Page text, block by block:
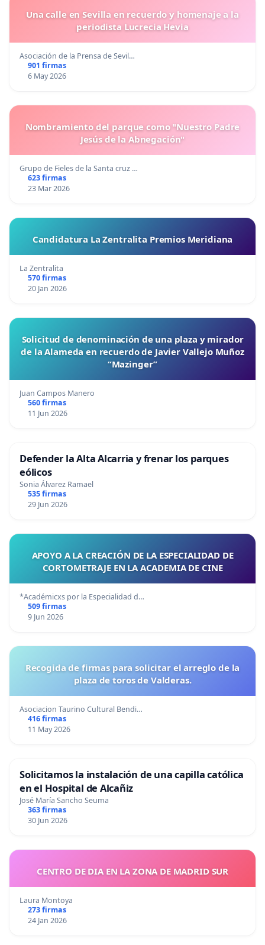
Una calle en Sevilla en recuerdo y homenaje a la
periodista Lucrecia Hevia
Asociación de la Prensa de Sevil…
901 firmas
6 May 2026
Nombramiento del parque como "Nuestro Padre
Jesús de la Abnegación"
Grupo de Fieles de la Santa cruz …
623 firmas
23 Mar 2026
Candidatura La Zentralita Premios Meridiana
La Zentralita
570 firmas
20 Jan 2026
Solicitud de denominación de una plaza y mirador
de la Alameda en recuerdo de Javier Vallejo Muñoz
“Mazinger”
Juan Campos Manero
560 firmas
11 Jun 2026
Defender la Alta Alcarria y frenar los parques
eólicos
Sonia Álvarez Ramael
535 firmas
29 Jun 2026
APOYO A LA CREACIÓN DE LA ESPECIALIDAD DE
CORTOMETRAJE EN LA ACADEMIA DE CINE
*Académicxs por la Especialidad d…
509 firmas
9 Jun 2026
Recogida de firmas para solicitar el arreglo de la
plaza de toros de Valderas.
Asociacion Taurino Cultural Bendi…
416 firmas
11 May 2026
Solicitamos la instalación de una capilla católica
en el Hospital de Alcañiz
José María Sancho Seuma
363 firmas
30 Jun 2026
CENTRO DE DIA EN LA ZONA DE MADRID SUR
Laura Montoya
273 firmas
24 Jan 2026